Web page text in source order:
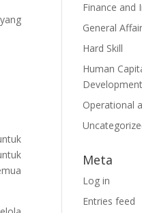
Finance and
General
Hard Skill
Human
Development
Operational
Meta
Log in
Entries feed